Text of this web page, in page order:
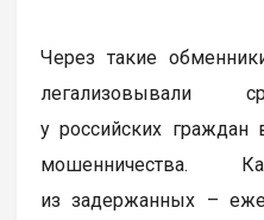
Через такие
легализовывали
у российских граждан
из задержанных –